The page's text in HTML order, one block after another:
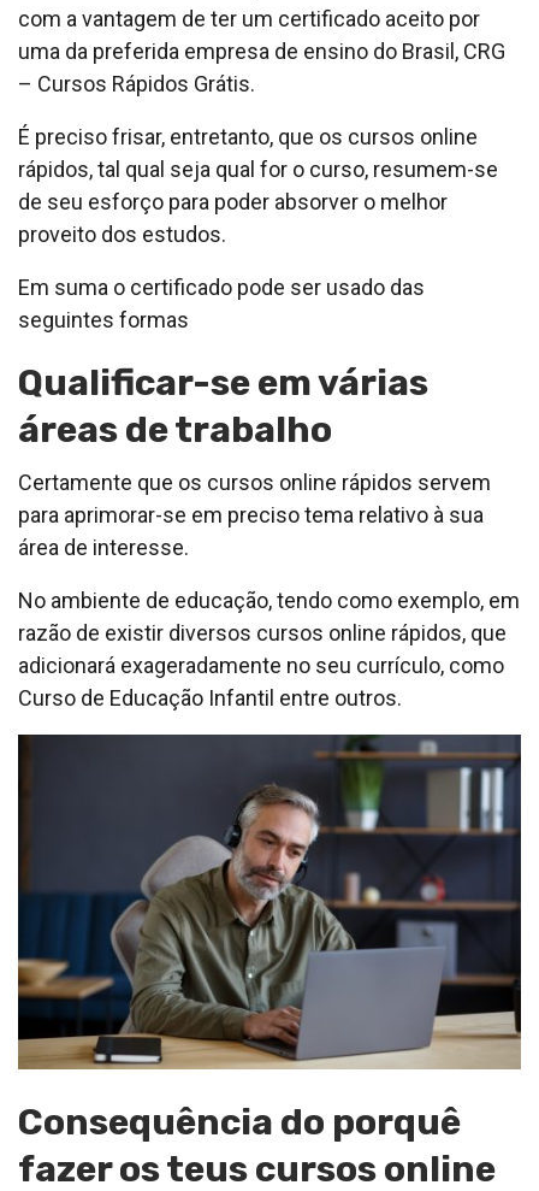
com a vantagem de ter um certificado aceito por
uma da preferida empresa de ensino do Brasil, CRG
– Cursos Rápidos Grátis.
É preciso frisar, entretanto, que os cursos online
rápidos, tal qual seja qual for o curso, resumem-se
de seu esforço para poder absorver o melhor
proveito dos estudos.
Em suma o certificado pode ser usado das
seguintes formas
Qualificar-se em várias
áreas de trabalho
Certamente que os cursos online rápidos servem
para aprimorar-se em preciso tema relativo à sua
área de interesse.
No ambiente de educação, tendo como exemplo, em
razão de existir diversos cursos online rápidos, que
adicionará exageradamente no seu currículo, como
Curso de Educação Infantil entre outros.
Consequência do porquê
fazer os teus cursos online